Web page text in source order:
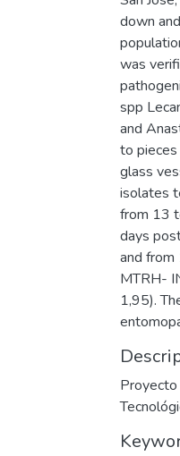
down
was
spp
and
to
glass
isolates
from 13
days
and
MTRH-
1,95).
Proyecto